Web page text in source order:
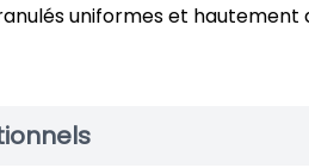
uniformes et hautement